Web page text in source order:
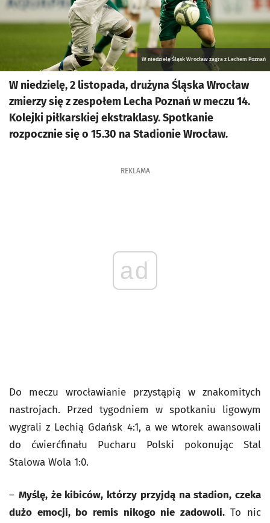
W niedzielę Śląsk Wrocław zagra z Lechem Poznań
W niedzielę, 2 listopada, drużyna Śląska Wrocław
zmierzy się z zespołem Lecha Poznań w meczu 14.
Kolejki piłkarskiej ekstraklasy. Spotkanie
rozpocznie się o 15.30 na Stadionie Wrocław.
REKLAMA
ad
Do meczu wrocławianie przystąpią w znakomitych
nastrojach. Przed tygodniem w spotkaniu ligowym
wygrali z Lechią Gdańsk 4:1, a we wtorek awansowali
do ćwierćfinału Pucharu Polski pokonując Stal
Stalowa Wola 1:0.
– Myślę, że kibiców, którzy przyjdą na stadion, czeka
dużo emocji, bo remis nikogo nie zadowoli.To nic